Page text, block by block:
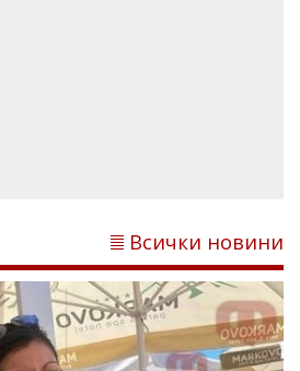
Всички новини